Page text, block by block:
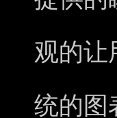
观的让
统的图